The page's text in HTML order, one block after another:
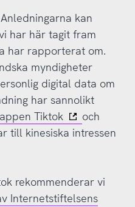
kan
har här tagit fram
har rapporterat om.
myndigheter
digital data om
har sannolikt
Tiktok
och
till kinesiska intressen
rekommenderar vi
Internetstiftelsens